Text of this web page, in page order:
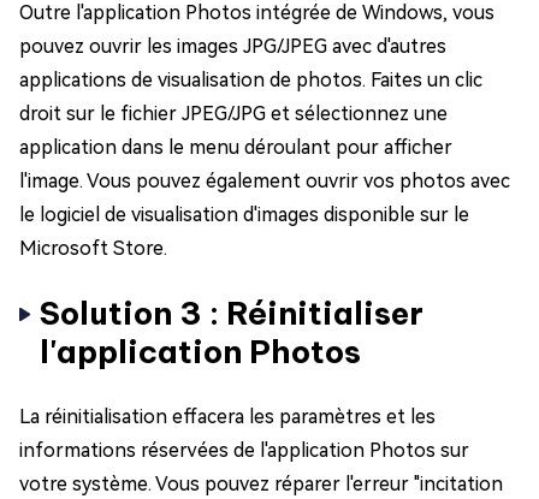
Outre l'application Photos intégrée de Windows, vous
pouvez ouvrir les images JPG/JPEG avec d'autres
applications de visualisation de photos. Faites un clic
droit sur le fichier JPEG/JPG et sélectionnez une
application dans le menu déroulant pour afficher
l'image. Vous pouvez également ouvrir vos photos avec
le logiciel de visualisation d'images disponible sur le
Microsoft Store.
Solution 3 : Réinitialiser
l'application Photos
La réinitialisation effacera les paramètres et les
informations réservées de l'application Photos sur
votre système. Vous pouvez réparer l'erreur "incitation